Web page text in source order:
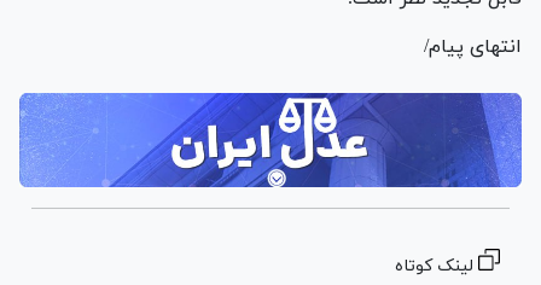
انتهای پیام/
لینک کوتاه